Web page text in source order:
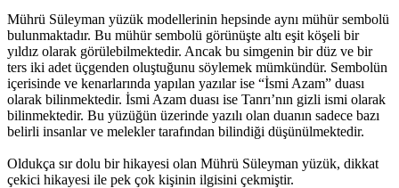
Mührü Süleyman yüzük modellerinin hepsinde aynı mühür sembolü
bulunmaktadır. Bu mühür sembolü görünüşte altı eşit köşeli bir
yıldız olarak görülebilmektedir. Ancak bu simgenin bir düz ve bir
ters iki adet üçgenden oluştuğunu söylemek mümkündür. Sembolün
içerisinde ve kenarlarında yapılan yazılar ise “İsmi Azam” duası
olarak bilinmektedir. İsmi Azam duası ise Tanrı’nın gizli ismi olarak
bilinmektedir. Bu yüzüğün üzerinde yazılı olan duanın sadece bazı
belirli insanlar ve melekler tarafından bilindiği düşünülmektedir.
Oldukça sır dolu bir hikayesi olan Mührü Süleyman yüzük, dikkat
çekici hikayesi ile pek çok kişinin ilgisini çekmiştir.